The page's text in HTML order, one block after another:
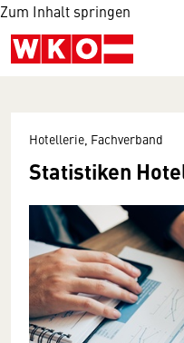
Zum Inhalt springen
Hotellerie, Fachverband
Statistiken